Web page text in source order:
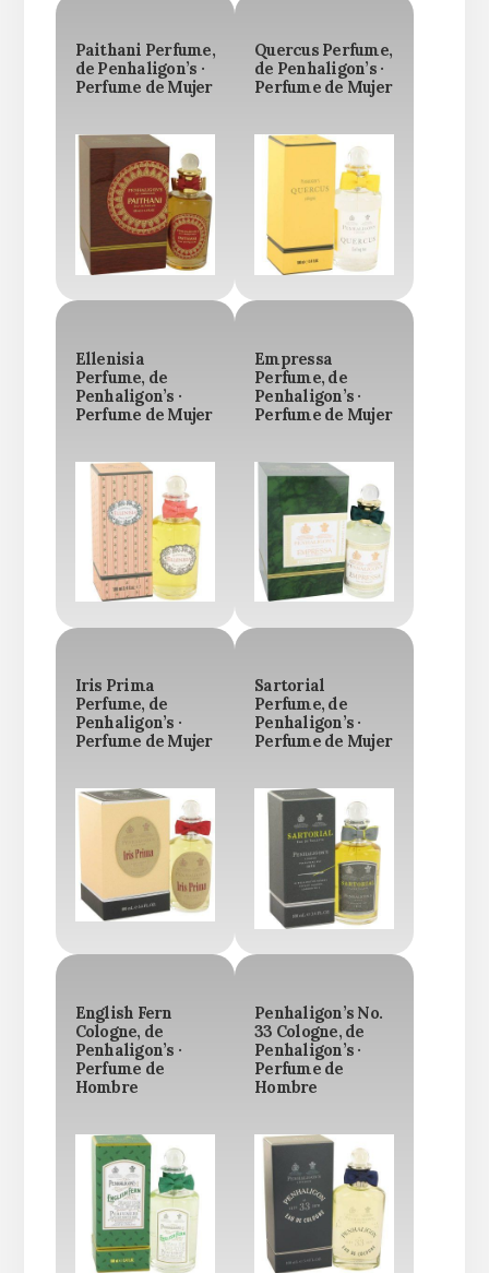
Paithani Perfume,
de Penhaligon’s ·
Perfume de Mujer
Quercus Perfume,
de Penhaligon’s ·
Perfume de Mujer
Ellenisia
Perfume, de
Penhaligon’s ·
Perfume de Mujer
Empressa
Perfume, de
Penhaligon’s ·
Perfume de Mujer
Iris Prima
Perfume, de
Penhaligon’s ·
Perfume de Mujer
Sartorial
Perfume, de
Penhaligon’s ·
Perfume de Mujer
English Fern
Cologne, de
Penhaligon’s ·
Perfume de
Hombre
Penhaligon’s No.
33 Cologne, de
Penhaligon’s ·
Perfume de
Hombre